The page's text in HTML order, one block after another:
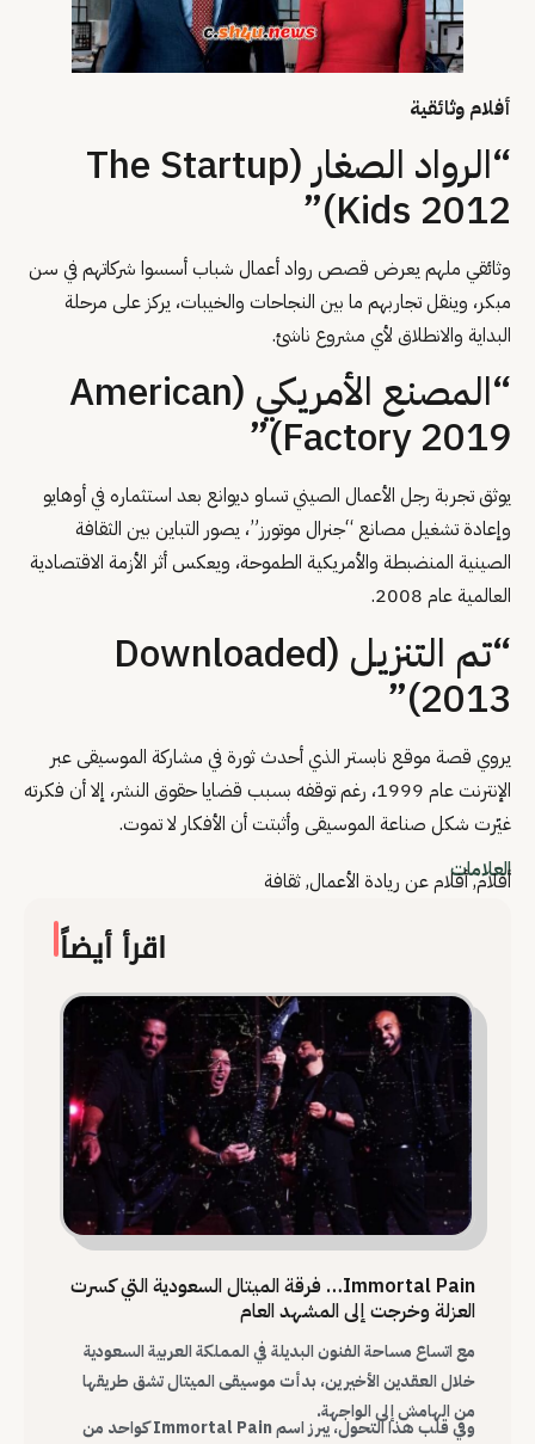
أفلام وثائقية
“الرواد الصغار (The Startup
Kids 2012)”
وثائقي ملهم يعرض قصص رواد أعمال شباب أسسوا شركاتهم في سن
مبكر، وينقل تجاربهم ما بين النجاحات والخيبات، يركز على مرحلة
البداية والانطلاق لأي مشروع ناشئ.
“المصنع الأمريكي (American
Factory 2019)”
يوثق تجربة رجل الأعمال الصيني تساو ديوانع بعد استثماره في أوهايو
وإعادة تشغيل مصانع “جنرال موتورز”، يصور التباين بين الثقافة
الصينية المنضبطة والأمريكية الطموحة، ويعكس أثر الأزمة الاقتصادية
العالمية عام 2008.
“تم التنزيل (Downloaded
2013)”
يروي قصة موقع نابستر الذي أحدث ثورة في مشاركة الموسيقى عبر
الإنترنت عام 1999، رغم توقفه بسبب قضايا حقوق النشر، إلا أن فكرته
غيّرت شكل صناعة الموسيقى وأثبتت أن الأفكار لا تموت.
العلامات
أفلام,أفلام عن ريادة الأعمال,ثقافة
اقرأ أيضاً
Immortal Pain… فرقة الميتال السعودية التي كسرت
العزلة وخرجت إلى المشهد العام
مع اتساع مساحة الفنون البديلة في المملكة العربية السعودية
خلال العقدين الأخيرين، بدأت موسيقى الميتال تشق طريقها
من الهامش إلى الواجهة.
وفي قلب هذا التحول، يبرز اسم Immortal Pain كواحد من